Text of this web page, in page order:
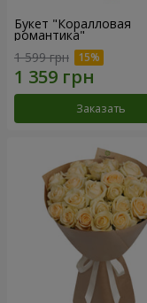
Букет "Коралловая
романтика"
1 599 грн
Заказать